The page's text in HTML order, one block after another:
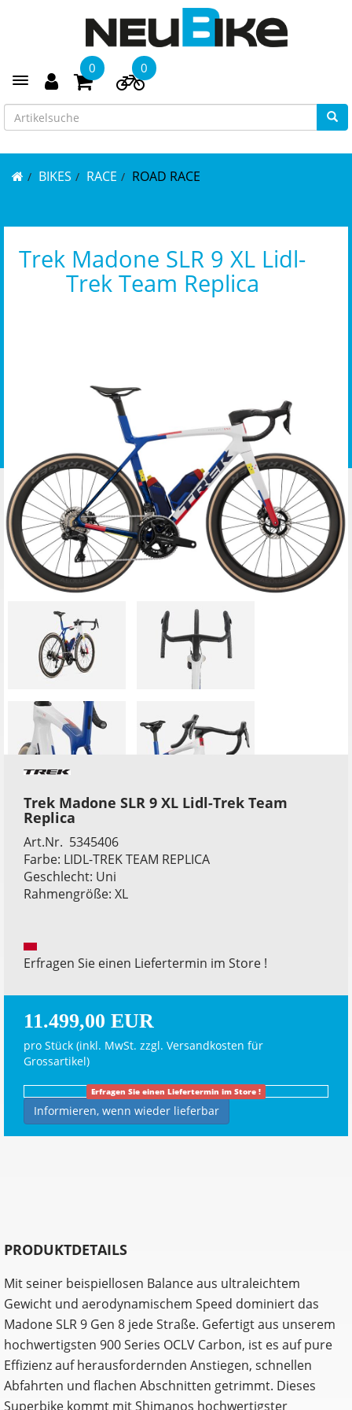
Toggle navigation
0 0
BIKES RACE ROAD RACE
Trek Madone SLR 9 XL Lidl-
Trek Team Replica
Trek Madone SLR 9 XL Lidl-Trek Team
Replica
Art.Nr. 5345406
Farbe: LIDL-TREK TEAM REPLICA
Geschlecht: Uni
Rahmengröße: XL
Erfragen Sie einen Liefertermin im Store !
11.499,00 EUR
pro Stück (inkl. MwSt. zzgl. Versandkosten für
Grossartikel)
Erfragen Sie einen Liefertermin im Store !
Informieren, wenn wieder lieferbar
PRODUKTDETAILS
Mit seiner beispiellosen Balance aus ultraleichtem
Gewicht und aerodynamischem Speed dominiert das
Madone SLR 9 Gen 8 jede Straße. Gefertigt aus unserem
hochwertigsten 900 Series OCLV Carbon, ist es auf pure
Effizienz auf herausfordernden Anstiegen, schnellen
Abfahrten und flachen Abschnitten getrimmt. Dieses
Superbike kommt mit Shimanos hochwertigster